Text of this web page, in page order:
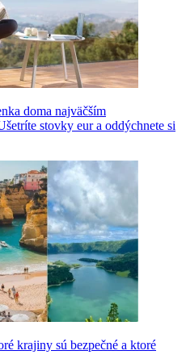
doma najväčším
stovky eur a oddýchnete si
krajiny sú bezpečné a ktoré